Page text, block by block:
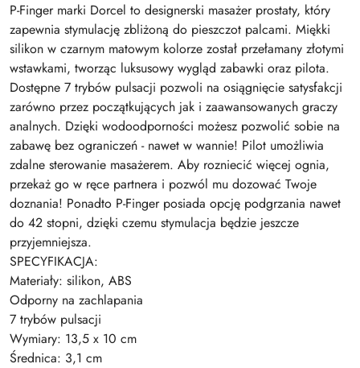
P-Finger marki Dorcel to designerski masażer prostaty, który
zapewnia stymulację zbliżoną do pieszczot palcami. Miękki
silikon w czarnym matowym kolorze został przełamany złotymi
wstawkami, tworząc luksusowy wygląd zabawki oraz pilota.
Dostępne 7 trybów pulsacji pozwoli na osiągnięcie satysfakcji
zarówno przez początkujących jak i zaawansowanych graczy
analnych. Dzięki wodoodporności możesz pozwolić sobie na
zabawę bez ograniczeń - nawet w wannie! Pilot umożliwia
zdalne sterowanie masażerem. Aby rozniecić więcej ognia,
przekaż go w ręce partnera i pozwól mu dozować Twoje
doznania! Ponadto P-Finger posiada opcję podgrzania nawet
do 42 stopni, dzięki czemu stymulacja będzie jeszcze
przyjemniejsza.
SPECYFIKACJA:
Materiały: silikon, ABS
Odporny na zachlapania
7 trybów pulsacji
Wymiary: 13,5 x 10 cm
Średnica: 3,1 cm